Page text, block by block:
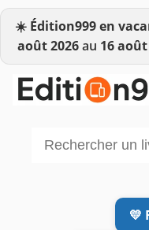
☀️ Édition999 en
août 2026au 16
💛